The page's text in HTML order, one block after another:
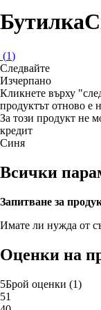
Бутилка
(1)
Следвайте
Изчерпанo
Кликнете върху
продуктът отново е
За този продукт не
кредит
Синя
Всички
Запитване за
Имате ли нужда от
Оценки на
5Брой оценки (1)
51